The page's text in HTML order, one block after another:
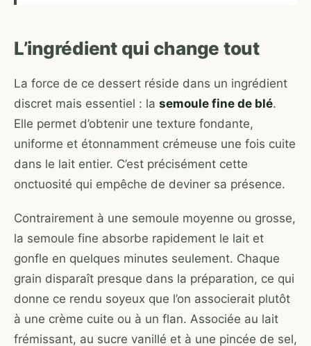
L’ingrédient qui change tout
La force de ce dessert réside dans un ingrédient
discret mais essentiel : la semoule fine de blé.
Elle permet d’obtenir une texture fondante,
uniforme et étonnamment crémeuse une fois cuite
dans le lait entier. C’est précisément cette
onctuosité qui empêche de deviner sa présence.
Contrairement à une semoule moyenne ou grosse,
la semoule fine absorbe rapidement le lait et
gonfle en quelques minutes seulement. Chaque
grain disparaît presque dans la préparation, ce qui
donne ce rendu soyeux que l’on associerait plutôt
à une crème cuite ou à un flan. Associée au lait
frémissant, au sucre vanillé et à une pincée de sel,